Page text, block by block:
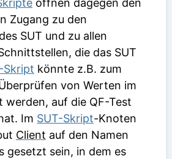
öffnen dagegen den
Zugang zu den
SUT und zu allen
die das SUT
Skript könnte z.B. zum
von Werten im
werden, auf die QF-Test
Im SUT-Skript-Knoten
Client auf den Namen
gesetzt sein, in dem es